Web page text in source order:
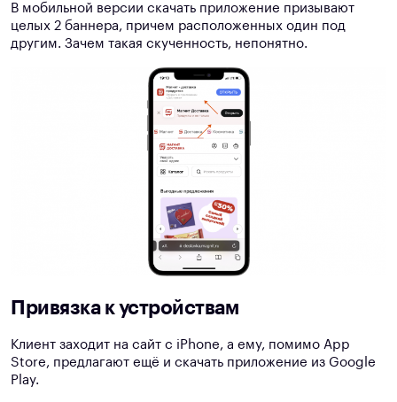
В мобильной версии скачать приложение призывают
целых 2 баннера, причем расположенных один под
другим. Зачем такая скученность, непонятно.
Привязка к устройствам
Клиент заходит на сайт с iPhone, а ему, помимо App
Store, предлагают ещё и скачать приложение из Google
Play.